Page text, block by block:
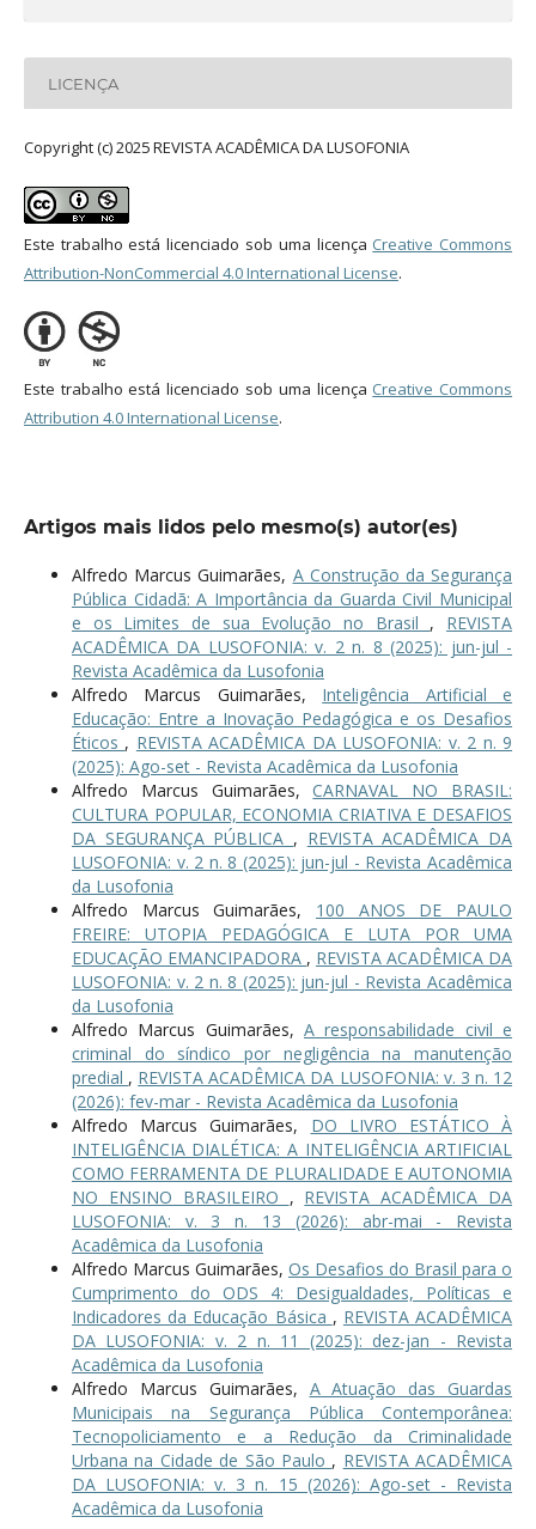
LICENÇA
Copyright (c) 2025 REVISTA ACADÊMICA DA LUSOFONIA
Este trabalho está licenciado sob uma licença Creative Commons
Attribution-NonCommercial 4.0 International License.
Este trabalho está licenciado sob uma licença Creative Commons
Attribution 4.0 International License.
Artigos mais lidos pelo mesmo(s) autor(es)
Alfredo Marcus Guimarães, A Construção da Segurança
Pública Cidadã: A Importância da Guarda Civil Municipal
e os Limites de sua Evolução no Brasil , REVISTA
ACADÊMICA DA LUSOFONIA: v. 2 n. 8 (2025): jun-jul -
Revista Acadêmica da Lusofonia
Alfredo Marcus Guimarães, Inteligência Artificial e
Educação: Entre a Inovação Pedagógica e os Desafios
Éticos , REVISTA ACADÊMICA DA LUSOFONIA: v. 2 n. 9
(2025): Ago-set - Revista Acadêmica da Lusofonia
Alfredo Marcus Guimarães,CARNAVAL NO BRASIL:
CULTURA POPULAR, ECONOMIA CRIATIVA E DESAFIOS
DA SEGURANÇA PÚBLICA , REVISTA ACADÊMICA DA
LUSOFONIA: v. 2 n. 8 (2025): jun-jul - Revista Acadêmica
da Lusofonia
Alfredo Marcus Guimarães, 100 ANOS DE PAULO
FREIRE: UTOPIA PEDAGÓGICA E LUTA POR UMA
EDUCAÇÃO EMANCIPADORA , REVISTA ACADÊMICA DA
LUSOFONIA: v. 2 n. 8 (2025): jun-jul - Revista Acadêmica
da Lusofonia
Alfredo Marcus Guimarães, A responsabilidade civil e
criminal do síndico por negligência na manutenção
predial , REVISTA ACADÊMICA DA LUSOFONIA: v. 3 n. 12
(2026): fev-mar - Revista Acadêmica da Lusofonia
Alfredo Marcus Guimarães, DO LIVRO ESTÁTICO À
INTELIGÊNCIA DIALÉTICA: A INTELIGÊNCIA ARTIFICIAL
COMO FERRAMENTA DE PLURALIDADE E AUTONOMIA
NO ENSINO BRASILEIRO , REVISTA ACADÊMICA DA
LUSOFONIA: v. 3 n. 13 (2026): abr-mai - Revista
Acadêmica da Lusofonia
Alfredo Marcus Guimarães, Os Desafios do Brasil para o
Cumprimento do ODS 4: Desigualdades, Políticas e
Indicadores da Educação Básica , REVISTA ACADÊMICA
DA LUSOFONIA: v. 2 n. 11 (2025): dez-jan - Revista
Acadêmica da Lusofonia
Alfredo Marcus Guimarães, A Atuação das Guardas
Municipais na Segurança Pública Contemporânea:
Tecnopoliciamento e a Redução da Criminalidade
Urbana na Cidade de São Paulo , REVISTA ACADÊMICA
DA LUSOFONIA: v. 3 n. 15 (2026): Ago-set - Revista
Acadêmica da Lusofonia